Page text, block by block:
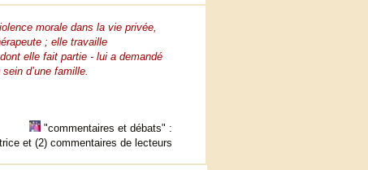
morale dans la vie privée,
; elle travaille
elle fait partie - lui a demandé
d’une famille.
"commentaires et débats" :
et (2) commentaires de lecteurs